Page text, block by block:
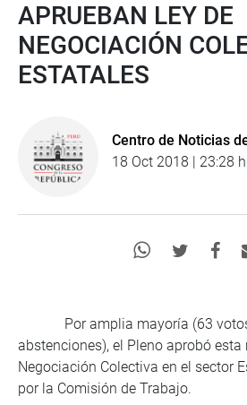
APRUEBAN LEY DE
NEGOCIACIÓN
ESTATALES
Centro de Noticias
18 Oct 2018 | 23:28 h
Por amplia mayoría (63 votos
abstenciones), el Pleno aprobó esta
Negociación Colectiva en el sector
por la Comisión de Trabajo.